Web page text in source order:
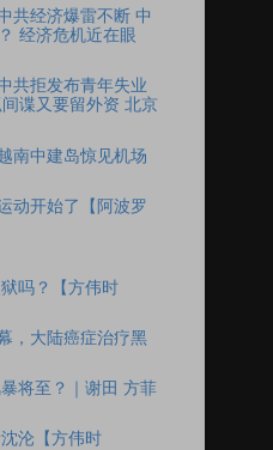
共经济爆雷不断 中
经济危机近在眼
共拒发布青年失业
谍又要留外资 北京
南中建岛惊见机场
动开始了【阿波罗
吗？【方伟时
，大陆癌症治疗黑
将至？｜谢田 方菲
沦【方伟时